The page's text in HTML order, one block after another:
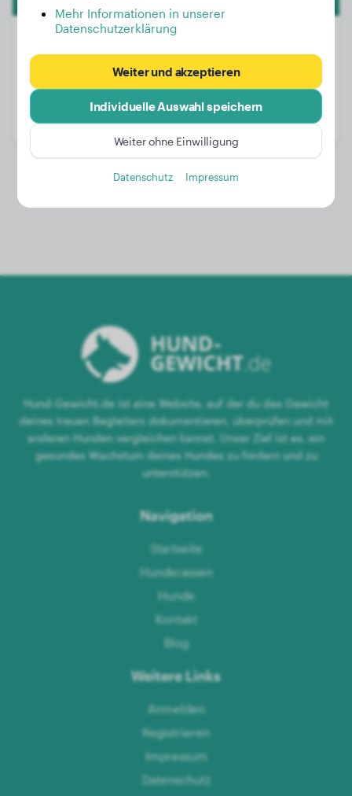
4 Jahre, 7 Monate
Geschlecht:
Hündinn
Hund-Gewicht.de ist eine Website, auf der du das Gewicht
deines treuen Begleiters dokumentieren, überprüfen und mit
anderen Hunden vergleichen kannst. Unser Ziel ist es, ein
gesundes Wachstum deines Hundes zu fördern und zu
unterstützen.
Navigation
Startseite
Hunderassen
Hunde
Kontakt
Blog
Weitere Links
Anmelden
Registrieren
Impressum
Datenschutz
Mehr Informationen in unserer
Datenschutzerklärung
Weiter und akzeptieren
Individuelle Auswahl speichern
Weiter ohne Einwilligung
Datenschutz Impressum